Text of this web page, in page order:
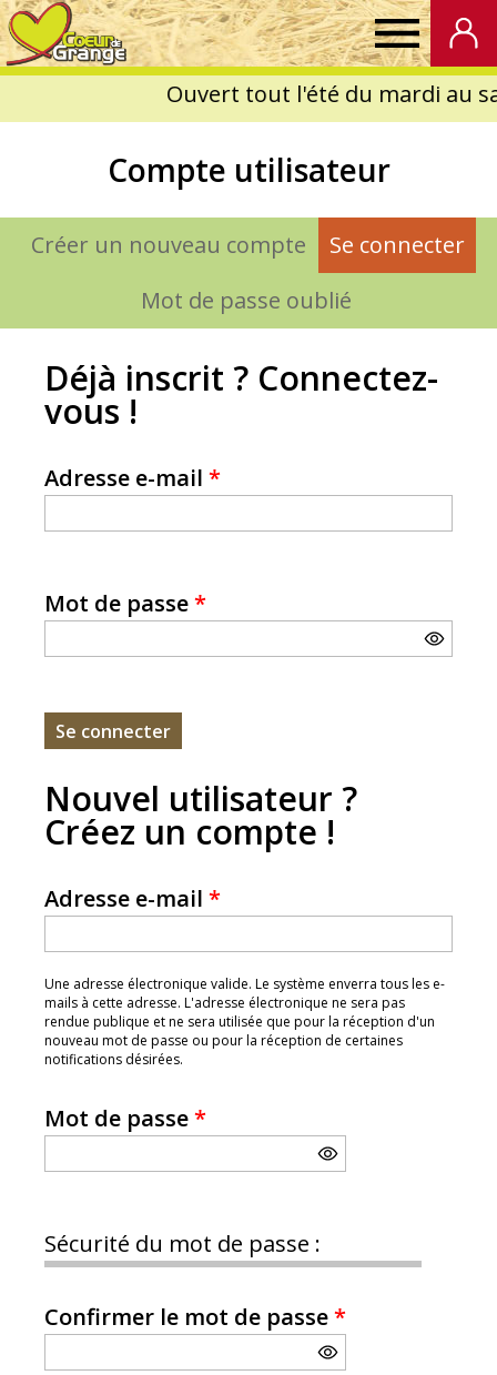
Coeur
Grange
Compte utilisateur
Onglets
principaux
Créer un nouveau compte Se connecter
Mot de passe oublié
Déjà inscrit ? Connectez-
vous !
Adresse e-mail *
Mot de passe*
Nouvel utilisateur ?
Créez un compte !
Adresse e-mail *
Une adresse électronique valide. Le système enverra tous les e-
mails à cette adresse. L'adresse électronique ne sera pas
rendue publique et ne sera utilisée que pour la réception d'un
nouveau mot de passe ou pour la réception de certaines
notifications désirées.
Mot de passe*
Sécurité du mot de passe :
Confirmer le mot de passe*